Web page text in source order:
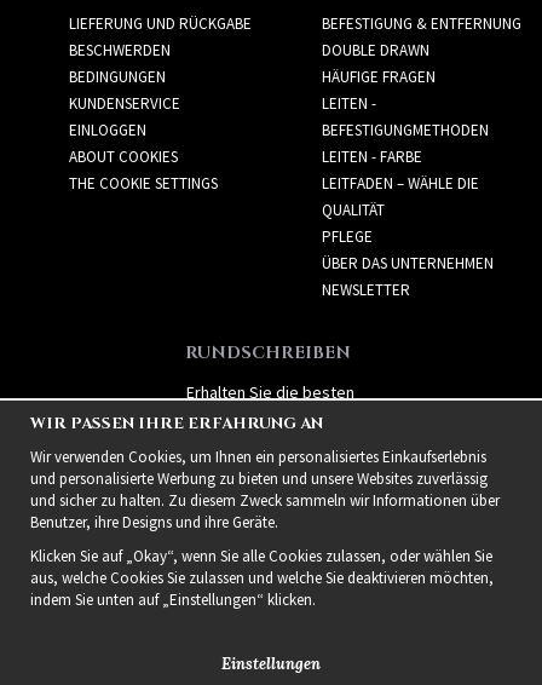
LIEFERUNG UND RÜCKGABE
BESCHWERDEN
BEDINGUNGEN
KUNDENSERVICE
EINLOGGEN
ABOUT COOKIES
THE COOKIE SETTINGS
BEFESTIGUNG & ENTFERNUNG
DOUBLE DRAWN
HÄUFIGE FRAGEN
LEITEN -
BEFESTIGUNGMETHODEN
LEITEN - FARBE
LEITFADEN – WÄHLE DIE
QUALITÄT
PFLEGE
ÜBER DAS UNTERNEHMEN
NEWSLETTER
RUNDSCHREIBEN
Erhalten Sie die besten
Angebote und spannende
neue Produkte!
WIR PASSEN IHRE ERFAHRUNG AN
Wir verwenden Cookies, um Ihnen ein personalisiertes Einkaufserlebnis
und personalisierte Werbung zu bieten und unsere Websites zuverlässig
und sicher zu halten. Zu diesem Zweck sammeln wir Informationen über
Benutzer, ihre Designs und ihre Geräte.
Klicken Sie auf „Okay“, wenn Sie alle Cookies zulassen, oder wählen Sie
aus, welche Cookies Sie zulassen und welche Sie deaktivieren möchten,
indem Sie unten auf „Einstellungen“ klicken.
Einstellungen